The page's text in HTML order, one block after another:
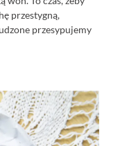
przestygną,
przesypujemy